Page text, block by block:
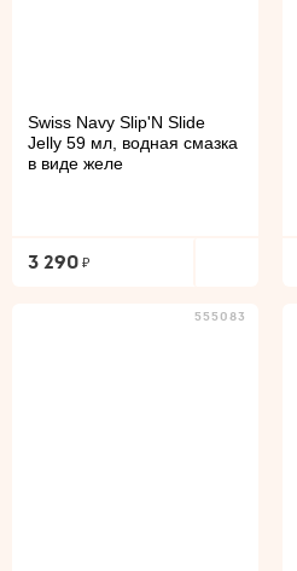
Swiss Navy Slip'N Slide
Jelly 59 мл, водная смазка
в виде желе
3 290
555083